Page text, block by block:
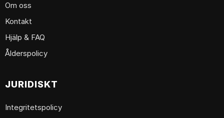
Om oss
Kontakt
Hjälp & FAQ
Ålderspolicy
JURIDISKT
Integritetspolicy